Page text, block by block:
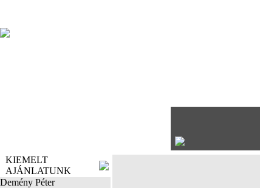
KIEMELT
AJÁNLATUNK
Demény Péter